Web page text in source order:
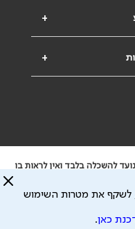
+
+
להשכלה בלבד ואין לראות בו
המתפרסם באתר זה ולכל נזק
מתן השרות וכי חלק ממנו עשוי
מדיניות הפרטיות
לשקף את מטרות השימוש
כאן.